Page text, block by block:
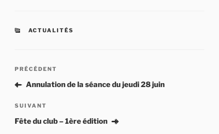
CATÉGORIES
ACTUALITÉS
Navigation
l’article
Article
précédent
PRÉCÉDENT
Annulation de la séance du jeudi 28 juin
Article
suivant
SUIVANT
Fête du club – 1ère édition